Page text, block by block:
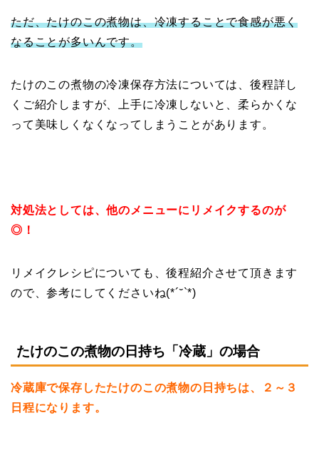
ただ、たけのこの煮物は、冷凍することで食感が悪く
なることが多いんです。
たけのこの煮物の冷凍保存方法については、後程詳し
くご紹介しますが、上手に冷凍しないと、柔らかくな
って美味しくなくなってしまうことがあります。
対処法としては、他のメニューにリメイクするのが
◎！
リメイクレシピについても、後程紹介させて頂きます
ので、参考にしてくださいね(*´˘`*)
たけのこの煮物の日持ち「冷蔵」の場合
冷蔵庫で保存したたけのこの煮物の日持ちは、２～３
日程になります。